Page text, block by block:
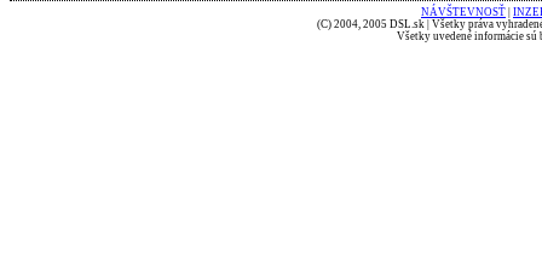
NÁVŠTEVNOSŤ
(C) 2004, 2005 DSL.sk | Všetky práva
Všetky uvedené informácie sú